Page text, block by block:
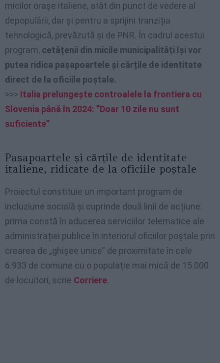
micilor orașe italiene, atât din punct de vedere al
depopulării, dar și pentru a sprijini tranziția
tehnologică, prevăzută și de PNR. În cadrul acestui
program, cetățenii din micile municipalități își vor
putea ridica pașapoartele și cărțile de identitate
direct de la oficiile poștale.
>>> Italia prelungește controalele la frontiera cu
Slovenia până în 2024: ”Doar 10 zile nu sunt
suficiente”
Pașapoartele și cărțile de identitate
italiene, ridicate de la oficiile poștale
Proiectul constituie un important program de
incluziune socială și cuprinde două linii de acțiune:
prima constă în aducerea serviciilor telematice ale
administrației publice în interiorul oficiilor poștale prin
crearea de „ghișee unice” de proximitate în cele
6.933 de comune cu o populație mai mică de 15.000
de locuitori, scrie Corriere.